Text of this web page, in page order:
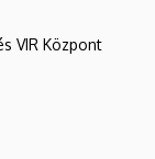
VIR Központ